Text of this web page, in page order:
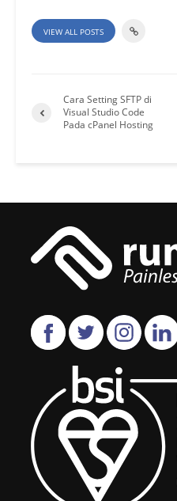
VIEW ALL POSTS
Cara Setting SFTP di
Visual Studio Code
Pada cPanel Hosting